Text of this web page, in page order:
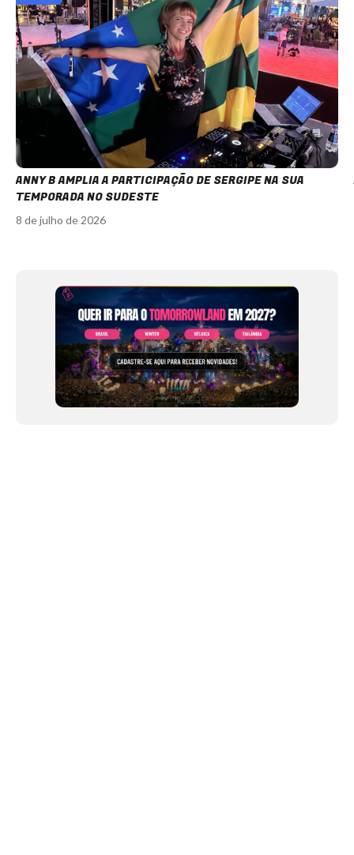
ANNY B AMPLIA A PARTICIPAÇÃO DE SERGIPE NA SUA
TEMPORADA NO SUDESTE
8 de julho de 2026